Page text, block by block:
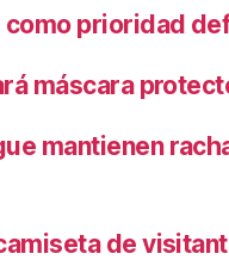
como prioridad
máscara
mantienen
de